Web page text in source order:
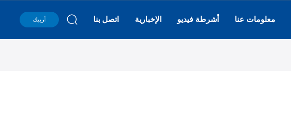
معلومات عنا أشرطة فيديو الإخبارية اتصل بنا أربيك